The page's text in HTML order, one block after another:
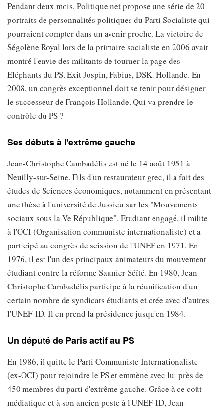
Pendant deux mois, Politique.net propose une série de 20
portraits de personnalités politiques du Parti Socialiste qui
pourraient compter dans un avenir proche. La victoire de
Ségolène Royal lors de la primaire socialiste en 2006 avait
montré l'envie des militants de tourner la page des
Eléphants du PS. Exit Jospin, Fabius, DSK, Hollande. En
2008, un congrès exceptionnel doit se tenir pour désigner
le successeur de François Hollande. Qui va prendre le
contrôle du PS ?
Ses débuts à l'extrême gauche
Jean-Christophe Cambadélis est né le 14 août 1951 à
Neuilly-sur-Seine. Fils d'un restaurateur grec, il a fait des
études de Sciences économiques, notamment en présentant
une thèse à l'université de Jussieu sur les "Mouvements
sociaux sous la Ve République". Etudiant engagé, il milite
à l'OCI (Organisation communiste internationaliste) et a
participé au congrès de scission de l'UNEF en 1971. En
1976, il est l'un des principaux animateurs du mouvement
étudiant contre la réforme Saunier-Séïté. En 1980, Jean-
Christophe Cambadélis participe à la réunification d'un
certain nombre de syndicats étudiants et crée avec d'autres
l'UNEF-ID. Il en prend la présidence jusqu'en 1984.
Un député de Paris actif au PS
En 1986, il quitte le Parti Communiste Internationaliste
(ex-OCI) pour rejoindre le PS et emmène avec lui près de
450 membres du parti d'extrême gauche. Grâce à ce coût
médiatique et à son ancien poste à l'UNEF-ID, Jean-